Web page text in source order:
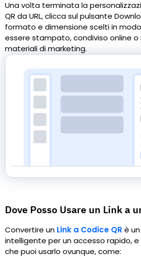
Una volta terminata la
QR da URL, clicca sul pulsante
formato e dimensione scelti in
essere stampato, condiviso online
materiali di marketing.
Dove Posso Usare un Link a
Convertire un Link a Codice QR è
intelligente per un accesso rapido,
che puoi usarlo ovunque, come: